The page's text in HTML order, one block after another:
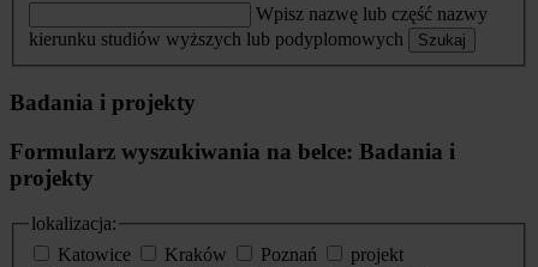
Wpisz nazwę lub część nazwy
kierunku studiów wyższych lub podyplomowych
Szukaj
Badania i projekty
Formularz wyszukiwania na belce: Badania i
projekty
lokalizacja:
Katowice
Kraków Poznań
projekt